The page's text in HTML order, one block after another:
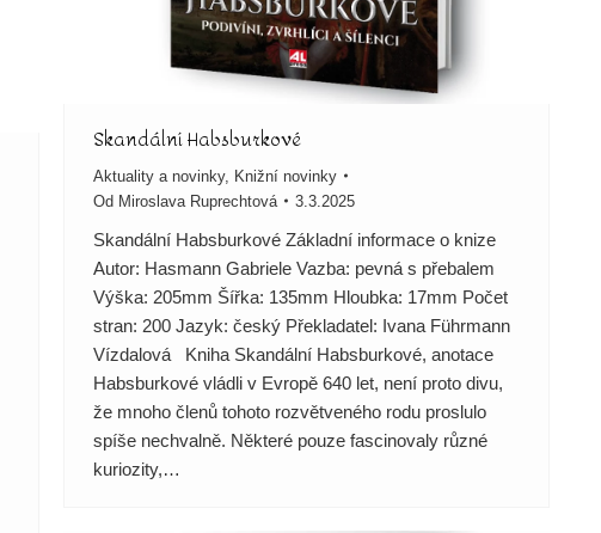
Skandální Habsburkové
Aktuality a novinky, Knižní novinky
Od Miroslava Ruprechtová 3.3.2025
Skandální Habsburkové Základní informace o knize
Autor: Hasmann Gabriele Vazba: pevná s přebalem
Výška: 205mm Šířka: 135mm Hloubka: 17mm Počet
stran: 200 Jazyk: český Překladatel: Ivana Führmann
Vízdalová Kniha Skandální Habsburkové, anotace
Habsburkové vládli v Evropě 640 let, není proto divu,
že mnoho členů tohoto rozvětveného rodu proslulo
spíše nechvalně. Některé pouze fascinovaly různé
kuriozity,…